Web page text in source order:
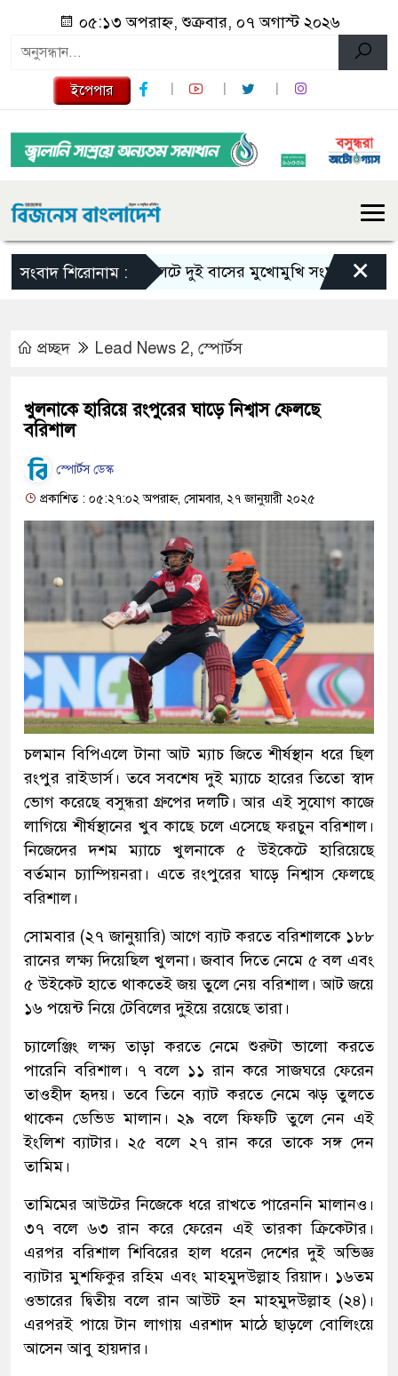
০৫:১৩ অপরাহ্ন, শুক্রবার, ০৭ অগাস্ট ২০২৬
ইপেপার
সংবাদ শিরোনাম :সিলেটে দুই বাসের মুখোমুখি সংঘর্ষে নিহত বেড়ে ৯
×
প্রচ্ছদ Lead News 2, স্পোর্টস
খুলনাকে হারিয়ে রংপুরের ঘাড়ে নিশ্বাস ফেলছে
বরিশাল
স্পোর্টস ডেস্ক
প্রকাশিত : ০৫:২৭:০২ অপরাহ্ন, সোমবার, ২৭ জানুয়ারী ২০২৫
চলমান বিপিএলে টানা আট ম্যাচ জিতে শীর্ষস্থান ধরে ছিল
রংপুর রাইডার্স। তবে সবশেষ দুই ম্যাচে হারের তিতো স্বাদ
ভোগ করেছে বসুন্ধরা গ্রুপের দলটি। আর এই সুযোগ কাজে
লাগিয়ে শীর্ষস্থানের খুব কাছে চলে এসেছে ফরচুন বরিশাল।
নিজেদের দশম ম্যাচে খুলনাকে ৫ উইকেটে হারিয়েছে
বর্তমান চ্যাম্পিয়নরা। এতে রংপুরের ঘাড়ে নিশ্বাস ফেলছে
বরিশাল।
সোমবার (২৭ জানুয়ারি) আগে ব্যাট করতে বরিশালকে ১৮৮
রানের লক্ষ্য দিয়েছিল খুলনা। জবাব দিতে নেমে ৫ বল এবং
৫ উইকেট হাতে থাকতেই জয় তুলে নেয় বরিশাল। আট জয়ে
১৬ পয়েন্ট নিয়ে টেবিলের দু্ইয়ে রয়েছে তারা।
চ্যালেঞ্জিং লক্ষ্য তাড়া করতে নেমে শুরুটা ভালো করতে
পারেনি বরিশাল। ৭ বলে ১১ রান করে সাজঘরে ফেরেন
তাওহীদ হৃদয়। তবে তিনে ব্যাট করতে নেমে ঝড় তুলতে
থাকেন ডেভিড মালান। ২৯ বলে ফিফটি তুলে নেন এই
ইংলিশ ব্যাটার। ২৫ বলে ২৭ রান করে তাকে সঙ্গ দেন
তামিম।
তামিমের আউটের নিজেকে ধরে রাখতে পারেননি মালানও।
৩৭ বলে ৬৩ রান করে ফেরেন এই তারকা ক্রিকেটার।
এরপর বরিশাল শিবিরের হাল ধরেন দেশের দুই অভিজ্ঞ
ব্যাটার মুশফিকুর রহিম এবং মাহমুদউল্লাহ রিয়াদ। ১৬তম
ওভারের দ্বিতীয় বলে রান আউট হন মাহমুদউল্লাহ (২৪)।
এরপরই পায়ে টান লাগায় এরশাদ মাঠে ছাড়লে বোলিংয়ে
আসেন আবু হায়দার।